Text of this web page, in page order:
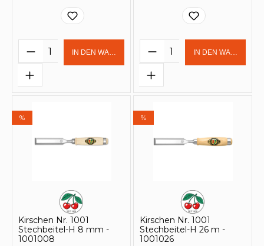
Produkt Anzahl: Gib den
IN DEN WARENKORB Produkt Anzahl:
IN DEN
%
Kirschen Nr. 1001
Stechbeitel-H 8 mm -
1001008
%
Kirschen Nr. 1001
Stechbeitel-H 26 m -
1001026